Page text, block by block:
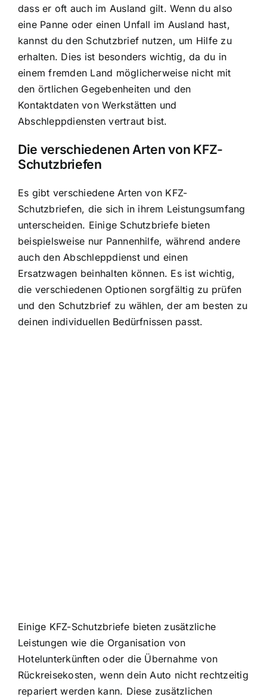
dass er oft auch im Ausland gilt. Wenn du also
eine Panne oder einen Unfall im Ausland hast,
kannst du den Schutzbrief nutzen, um Hilfe zu
erhalten. Dies ist besonders wichtig, da du in
einem fremden Land möglicherweise nicht mit
den örtlichen Gegebenheiten und den
Kontaktdaten von Werkstätten und
Abschleppdiensten vertraut bist.
Die verschiedenen Arten von KFZ-
Schutzbriefen
Es gibt verschiedene Arten von KFZ-
Schutzbriefen, die sich in ihrem Leistungsumfang
unterscheiden. Einige Schutzbriefe bieten
beispielsweise nur Pannenhilfe, während andere
auch den Abschleppdienst und einen
Ersatzwagen beinhalten können. Es ist wichtig,
die verschiedenen Optionen sorgfältig zu prüfen
und den Schutzbrief zu wählen, der am besten zu
deinen individuellen Bedürfnissen passt.
Einige KFZ-Schutzbriefe bieten zusätzliche
Leistungen wie die Organisation von
Hotelunterkünften oder die Übernahme von
Rückreisekosten, wenn dein Auto nicht rechtzeitig
repariert werden kann. Diese zusätzlichen